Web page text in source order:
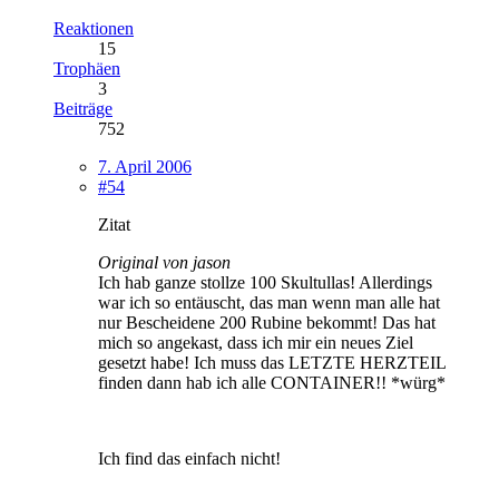
Reaktionen
15
Trophäen
3
Beiträge
752
7. April 2006
#54
Zitat
Original von jason
Ich hab ganze stollze 100 Skultullas! Allerdings
war ich so entäuscht, das man wenn man alle hat
nur Bescheidene 200 Rubine bekommt! Das hat
mich so angekast, dass ich mir ein neues Ziel
gesetzt habe! Ich muss das LETZTE HERZTEIL
finden dann hab ich alle CONTAINER!! *würg*
Ich find das einfach nicht!